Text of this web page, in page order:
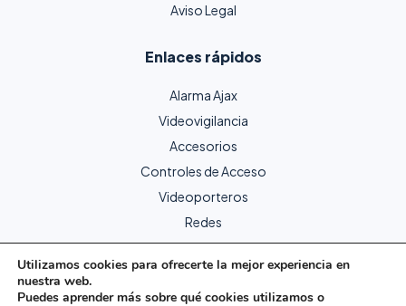
Aviso Legal
Enlaces rápidos
Alarma Ajax
Videovigilancia
Accesorios
Controles de Acceso
Videoporteros
Redes
Copyright © 2024 Protecme Seguridad. Todos los derechos
Utilizamos cookies para ofrecerte la mejor experiencia en
nuestra web.
Puedes aprender más sobre qué cookies utilizamos o